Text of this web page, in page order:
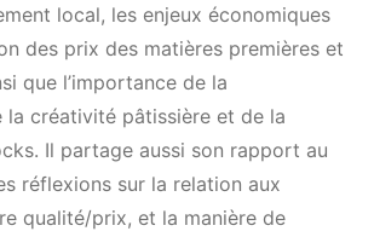
local, les enjeux économiques
des prix des matières premières et
que l’importance de la
la créativité pâtissière et de la
Il partage aussi son rapport au
réflexions sur la relation aux
qualité/prix, et la manière de